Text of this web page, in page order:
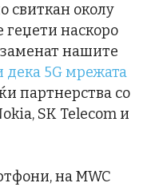
свиткан околу
геџети наскоро
нашите
дека 5G мрежата
партнерства со
SK Telecom и
на MWC